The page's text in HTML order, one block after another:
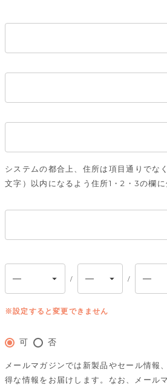
システムの都合上、住所は項目通りで
文字）以内になるよう住所1・2・3の欄に
※設定すると変更できません
可 否
メールマガジンでは新製品やセール情報
得な情報をお届けします。 なお、メール